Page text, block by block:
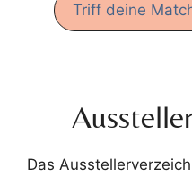
Triff deine
Das